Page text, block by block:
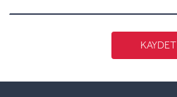
KAYDET